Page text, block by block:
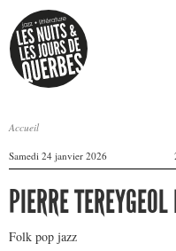
Aller au contenu principal
VOUS ÊTES ICI
Accueil
Samedi 24 janvier 2026
PIERRE
Folk pop jazz